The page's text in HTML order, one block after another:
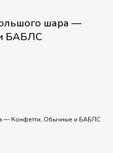
шара —
БАБЛС
— Конфетти, Обычные и БАБЛС